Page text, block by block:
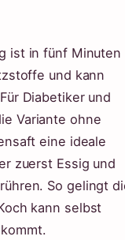
ist in fünf Minuten
und kann
Diabetiker und
Variante ohne
eine ideale
zuerst Essig und
So gelingt
kann selbst